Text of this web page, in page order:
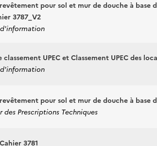
pour sol et mur de douche à
3787_V2
UPEC et Classement UPEC des
pour sol et mur de douche à base
des Prescriptions Techniques
3781